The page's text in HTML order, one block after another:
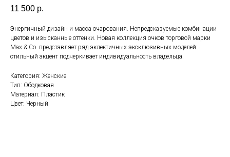
11 500 р.
Энергичный дизайн и масса очарования. Непредсказуемые комбинации
цветов и изысканные оттенки. Новая коллекция очков торговой марки
Max & Co. представляет ряд эклектичных эксклюзивных моделей:
стильный акцент подчеркивает индивидуальность владельца.
Категория: Женские
Тип: Ободковая
Материал: Пластик
Цвет: Черный